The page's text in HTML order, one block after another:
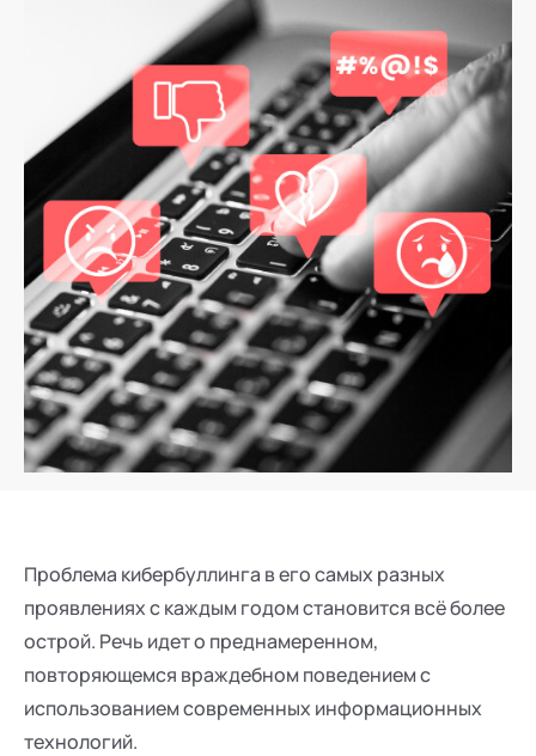
Проблема кибербуллинга в его самых разных
проявлениях с каждым годом становится всё более
острой. Речь идет о преднамеренном,
повторяющемся враждебном поведением с
использованием современных информационных
технологий.